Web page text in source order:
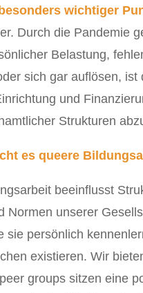
wichtiger
Durch die Pandemie
Belastung,
sich gar auflösen,
und
Strukturen
es queere
beeinflusst
Normen unserer
sie persönlich
existieren. Wir
groups sitzen eine